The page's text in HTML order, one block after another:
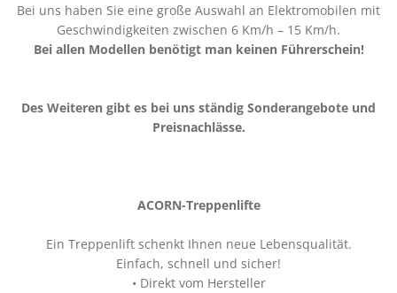
Bei uns haben Sie eine große Auswahl an Elektromobilen mit
Geschwindigkeiten zwischen 6 Km/h – 15 Km/h.
Bei allen Modellen benötigt man keinen Führerschein!
Des Weiteren gibt es bei uns ständig Sonderangebote und
Preisnachlässe.
ACORN-Treppenlifte
Ein Treppenlift schenkt Ihnen neue Lebensqualität.
Einfach, schnell und sicher!
• Direkt vom Hersteller